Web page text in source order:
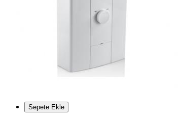
Sepete Ekle